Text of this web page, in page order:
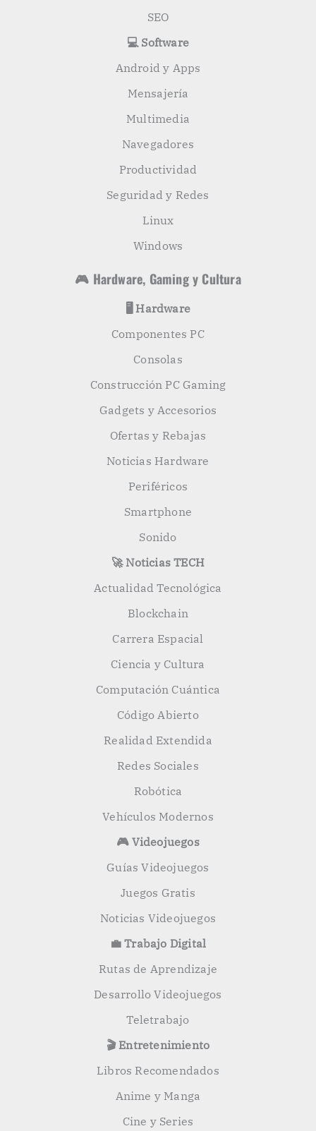
SEO
💻 Software
Android y Apps
Mensajería
Multimedia
Navegadores
Productividad
Seguridad y Redes
Linux
Windows
🎮 Hardware, Gaming y Cultura
🖥️ Hardware
Componentes PC
Consolas
Construcción PC Gaming
Gadgets y Accesorios
Ofertas y Rebajas
Noticias Hardware
Periféricos
Smartphone
Sonido
🚀 Noticias TECH
Actualidad Tecnológica
Blockchain
Carrera Espacial
Ciencia y Cultura
Computación Cuántica
Código Abierto
Realidad Extendida
Redes Sociales
Robótica
Vehículos Modernos
🎮 Videojuegos
Guías Videojuegos
Juegos Gratis
Noticias Videojuegos
💼 Trabajo Digital
Rutas de Aprendizaje
Desarrollo Videojuegos
Teletrabajo
🎬 Entretenimiento
Libros Recomendados
Anime y Manga
Cine y Series